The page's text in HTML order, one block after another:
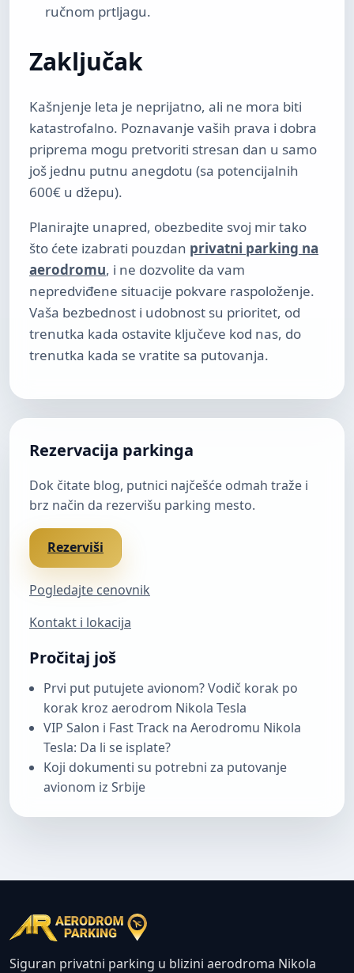
ručnom prtljagu.
Zaključak
Kašnjenje leta je neprijatno, ali ne mora biti
katastrofalno. Poznavanje vaših prava i dobra
priprema mogu pretvoriti stresan dan u samo
još jednu putnu anegdotu (sa potencijalnih
600€ u džepu).
Planirajte unapred, obezbedite svoj mir tako
što ćete izabrati pouzdan privatni parking na
aerodromu, i ne dozvolite da vam
nepredviđene situacije pokvare raspoloženje.
Vaša bezbednost i udobnost su prioritet, od
trenutka kada ostavite ključeve kod nas, do
trenutka kada se vratite sa putovanja.
Rezervacija parkinga
Dok čitate blog, putnici najčešće odmah traže i
brz način da rezervišu parking mesto.
Rezerviši
Pogledajte cenovnik
Kontakt i lokacija
Pročitaj još
Prvi put putujete avionom? Vodič korak po
korak kroz aerodrom Nikola Tesla
VIP Salon i Fast Track na Aerodromu Nikola
Tesla: Da li se isplate?
Koji dokumenti su potrebni za putovanje
avionom iz Srbije
Siguran privatni parking u blizini aerodroma Nikola